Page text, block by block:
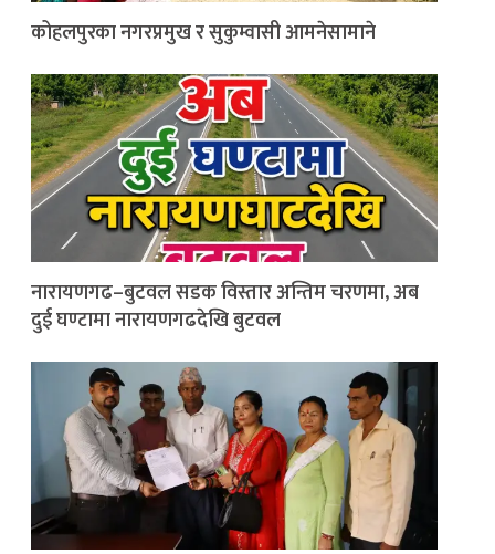
कोहलपुरका नगरप्रमुख र सुकुम्वासी आमनेसामाने
नारायणगढ–बुटवल सडक विस्तार अन्तिम चरणमा, अब
दुई घण्टामा नारायणगढदेखि बुटवल